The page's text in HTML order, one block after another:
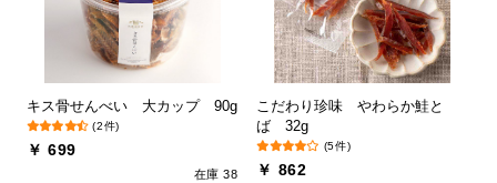
キス骨せんべい 大カップ 90g
(2件)
￥ 699
在庫 38
こだわり珍味 やわらか鮭と
ば 32g
(5件)
￥ 862